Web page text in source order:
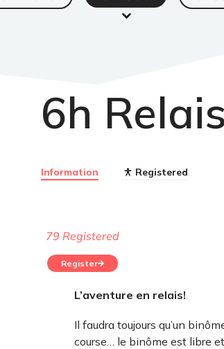
6h Relais
Information Registered
79 Registered
Register
L’aventure en relais!
Il faudra toujours qu’un
course… le binôme est libre